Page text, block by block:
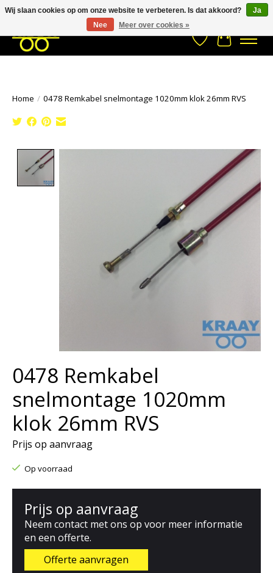
033- 2470 538 info@kraaybv.com Stuur een Whatsapp bericht
Verlanglijst
Home / 0478 Remkabel snelmontage 1020mm klok 26mm RVS
0478 Remkabel
snelmontage 1020mm
klok 26mm RVS
Prijs op aanvraag
Op voorraad
Prijs op aanvraag
Neem contact met ons op voor meer informatie
en een offerte.
Offerte aanvragen
Wij slaan cookies op om onze website te verbeteren. Is dat akkoord?
Ja
Nee
Meer over cookies »